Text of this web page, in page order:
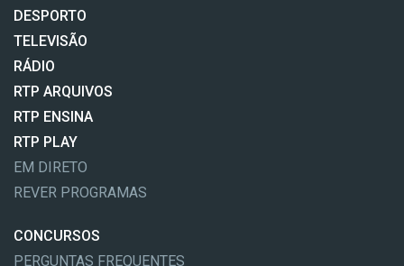
DESPORTO
TELEVISÃO
RÁDIO
RTP ARQUIVOS
RTP ENSINA
RTP PLAY
EM DIRETO
REVER PROGRAMAS
CONCURSOS
PERGUNTAS FREQUENTES